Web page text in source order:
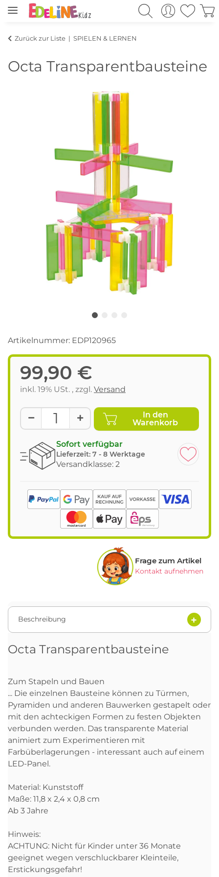
Zurück zur Liste SPIELEN & LERNEN
Octa Transparentbausteine
Artikelnummer: EDP120965
99,90 €
inkl. 19% USt. , zzgl. Versand
In den
Warenkorb
Sofort verfügbar
Lieferzeit: 7 - 8 Werktage
Versandklasse: 2
Frage zum Artikel
Kontakt aufnehmen
Beschreibung
Octa Transparentbausteine
Zum Stapeln und Bauen
... Die einzelnen Bausteine können zu Türmen,
Pyramiden und anderen Bauwerken gestapelt oder
mit den achteckigen Formen zu festen Objekten
verbunden werden. Das transparente Material
animiert zum Experimentieren mit
Farbüberlagerungen - interessant auch auf einem
LED-Panel.
Material: Kunststoff
Maße: 11,8 x 2,4 x 0,8 cm
Ab 3 Jahre
Hinweis:
ACHTUNG: Nicht für Kinder unter 36 Monate
geeignet wegen verschluckbarer Kleinteile,
Erstickungsgefahr!